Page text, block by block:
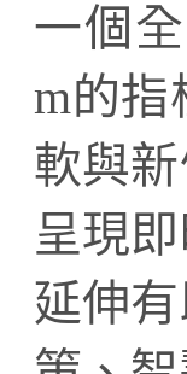
一個
m的指
軟與
呈現
延伸